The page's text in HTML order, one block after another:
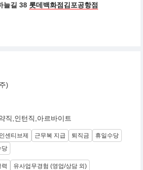
늘길 38 롯데백화점김포공항점
)
직,인턴직,아르바이트
인센티브제 근무복 지급 퇴직금
휴일수당
당
유사업무경험 (영업/상담 외)